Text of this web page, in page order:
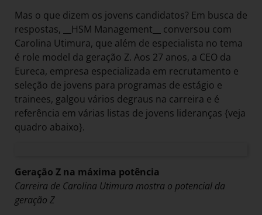
Mas o que dizem os jovens candidatos? Em busca de
respostas, __HSM Management__ conversou com
Carolina Utimura, que além de especialista no tema
é role model da geração Z. Aos 27 anos, a CEO da
Eureca, empresa especializada em recrutamento e
seleção de jovens para programas de estágio e
trainees, galgou vários degraus na carreira e é
referência em várias listas de jovens lideranças {veja
quadro abaixo}.
Geração Z na máxima potência
Carreira de Carolina Utimura mostra o potencial da
geração Z